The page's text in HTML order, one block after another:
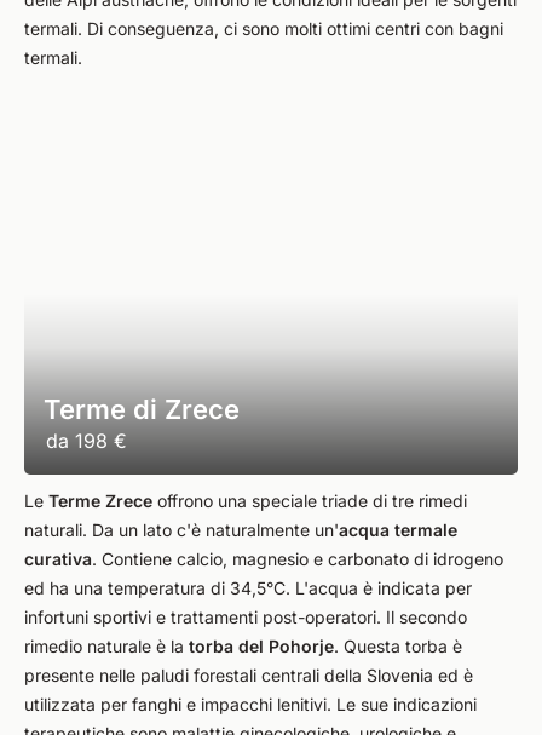
termali. Di conseguenza, ci sono molti ottimi centri con bagni
termali.
Terme di Zrece
da 198 €
Le Terme Zrece offrono una speciale triade di tre rimedi
naturali. Da un lato c'è naturalmente un'acqua termale
curativa. Contiene calcio, magnesio e carbonato di idrogeno
ed ha una temperatura di 34,5°C. L'acqua è indicata per
infortuni sportivi e trattamenti post-operatori. Il secondo
rimedio naturale è la torba del Pohorje. Questa torba è
presente nelle paludi forestali centrali della Slovenia ed è
utilizzata per fanghi e impacchi lenitivi. Le sue indicazioni